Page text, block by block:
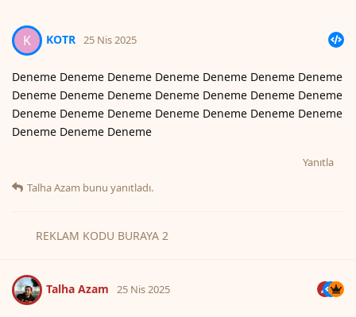
K KOTR 25 Nis 2025
Deneme Deneme Deneme Deneme Deneme Deneme Deneme
Deneme Deneme Deneme Deneme Deneme Deneme Deneme
Deneme Deneme Deneme Deneme Deneme Deneme Deneme
Deneme Deneme Deneme
Yanıtla
Talha Azam bunu yanıtladı.
REKLAM KODU BURAYA 2
Talha Azam 25 Nis 2025